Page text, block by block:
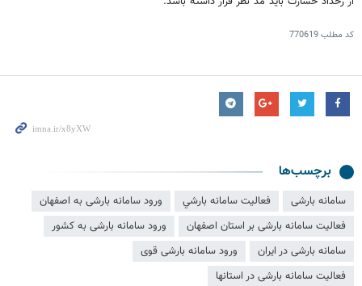
کد مطلب770619
برچسب‌ها
سامانه بارشی فعاليت سامانه بارشي
ورود سامانه بارشی به اصفهان
فعالیت سامانه بارشی بر استان اصفهان
ورود سامانه بارشی به کشور
سامانه بارشی در ایران
ورود سامانه بارشی قوی
فعالیت سامانه بارشی در استانها